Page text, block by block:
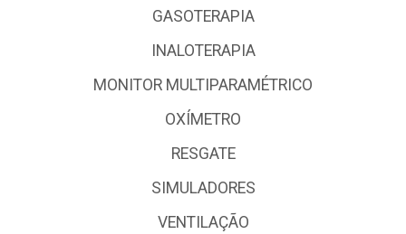
GASOTERAPIA
INALOTERAPIA
MONITOR MULTIPARAMÉTRICO
OXÍMETRO
RESGATE
SIMULADORES
VENTILAÇÃO